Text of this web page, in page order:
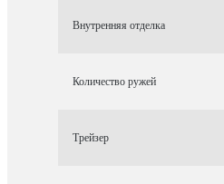
Внутренняя отделка
Количество ружей
Трейзер